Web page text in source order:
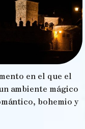
en el que el
ambiente mágico
bohemio y